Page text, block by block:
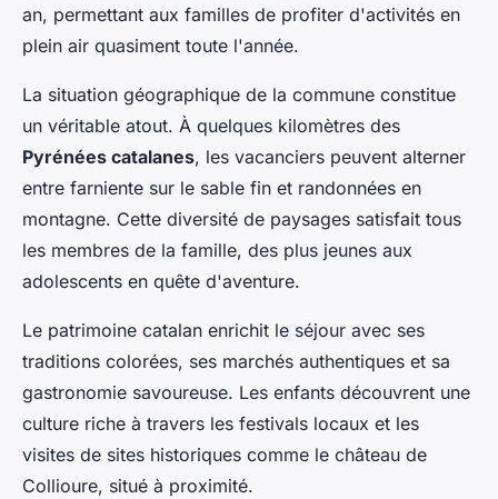
an, permettant aux familles de profiter d'activités en
plein air quasiment toute l'année.
La situation géographique de la commune constitue
un véritable atout. À quelques kilomètres des
Pyrénées catalanes, les vacanciers peuvent alterner
entre farniente sur le sable fin et randonnées en
montagne. Cette diversité de paysages satisfait tous
les membres de la famille, des plus jeunes aux
adolescents en quête d'aventure.
Le patrimoine catalan enrichit le séjour avec ses
traditions colorées, ses marchés authentiques et sa
gastronomie savoureuse. Les enfants découvrent une
culture riche à travers les festivals locaux et les
visites de sites historiques comme le château de
Collioure, situé à proximité.